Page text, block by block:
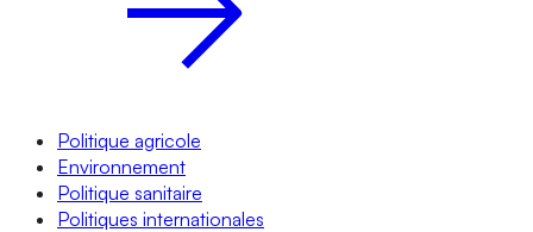
Politique agricole
Environnement
Politique sanitaire
Politiques internationales